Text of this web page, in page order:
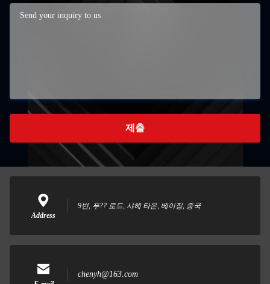
제출
Address
9번, 푸?? 로드, 샤헤 타운, 베이징, 중국
chenyh@163.com